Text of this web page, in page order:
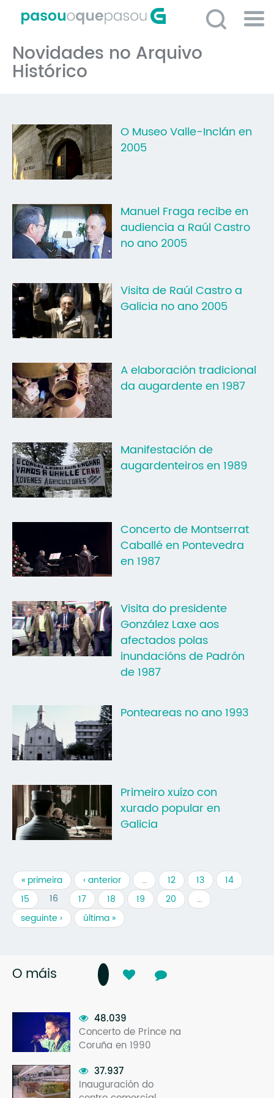
contido
Novidades no Arquivo
Histórico
O Museo Valle-Inclán en
2005
Manuel Fraga recibe en
audiencia a Raúl Castro
no ano 2005
Visita de Raúl Castro a
Galicia no ano 2005
A elaboración tradicional
da augardente en 1987
Manifestación de
augardenteiros en 1989
Concerto de Montserrat
Caballé en Pontevedra
en 1987
Visita do presidente
González Laxe aos
afectados polas
inundacións de Padrón
de 1987
Ponteareas no ano 1993
Primeiro xuízo con
xurado popular en
Galicia
« primeira ‹ anterior … 12 13
14
15
16 17 18 19 20
…
seguinte ›
última »
O máis
48.039
Concerto de Prince na
Coruña en 1990
37.937
Inauguración do